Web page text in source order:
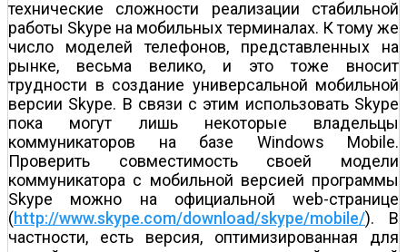
технические сложности реализации стабильной
работы Skype на мобильных терминалах. К тому же
число моделей телефонов, представленных на
рынке, весьма велико, и это тоже вносит
трудности в создание универсальной мобильной
версии Skype. В связи с этим использовать Skype
пока могут лишь некоторые владельцы
коммуникаторов на базе Windows Mobile.
Проверить совместимость своей модели
коммуникатора с мобильной версией программы
Skype можно на официальной web-странице
(http://www.skype.com/download/skype/mobile/). В
частности, есть версия, оптимизированная для